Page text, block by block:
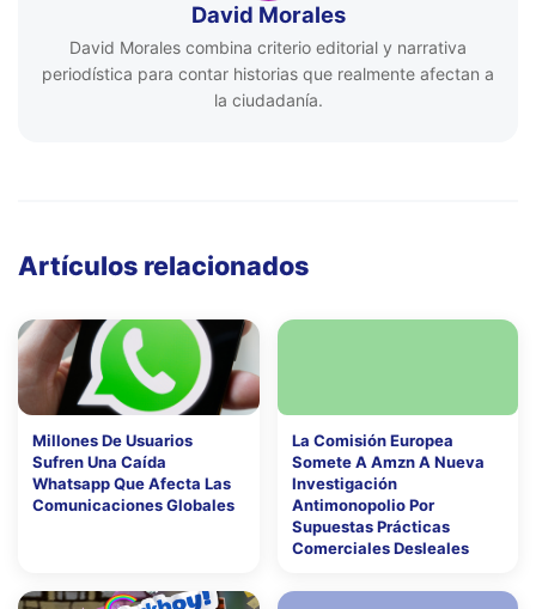
David Morales
David Morales combina criterio editorial y narrativa
periodística para contar historias que realmente afectan a
la ciudadanía.
Artículos relacionados
Millones De Usuarios
Sufren Una Caída
Whatsapp Que Afecta Las
Comunicaciones Globales
La Comisión Europea
Somete A Amzn A Nueva
Investigación
Antimonopolio Por
Supuestas Prácticas
Comerciales Desleales